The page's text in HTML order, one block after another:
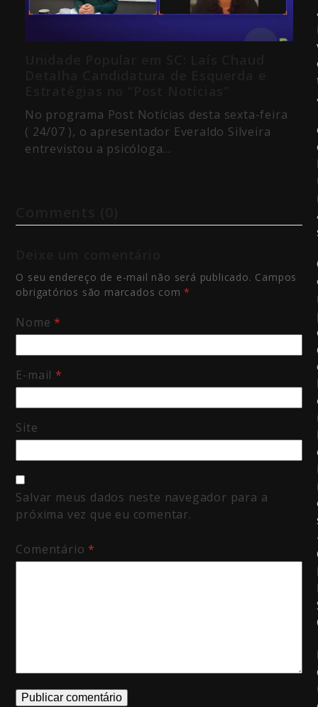
No programa Post Notícias desta sexta-feira
( 24/07 ), o apresentador Everaldo Silveira
entrevistou a psicóloga…
O seu endereço de e-mail não será publicado. Campos
obrigatórios são marcados com*
Nome*
E-mail*
Site
Salvar meus dados neste navegador para a
próxima vez que eu comentar.
Comentário*